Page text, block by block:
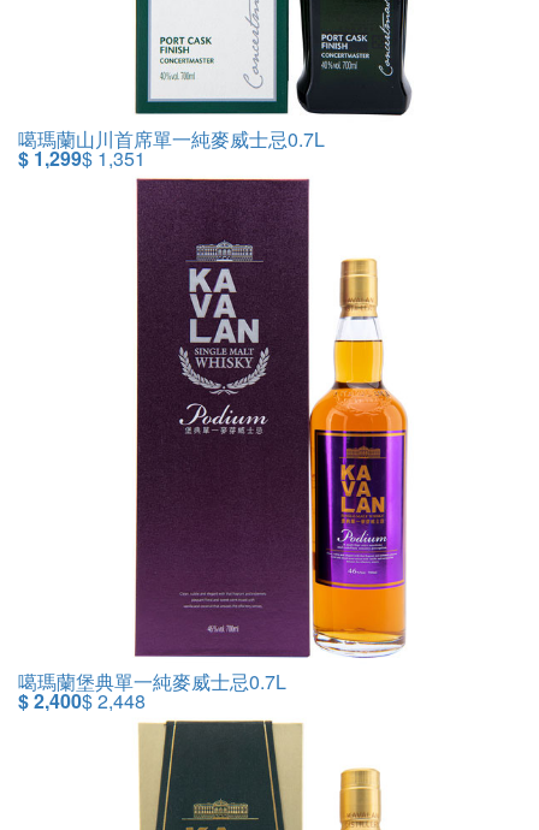
噶瑪蘭山川首席單一純麥威士忌0.7L
$ 1,299$ 1,351
噶瑪蘭堡典單一純麥威士忌0.7L
$ 2,400$ 2,448